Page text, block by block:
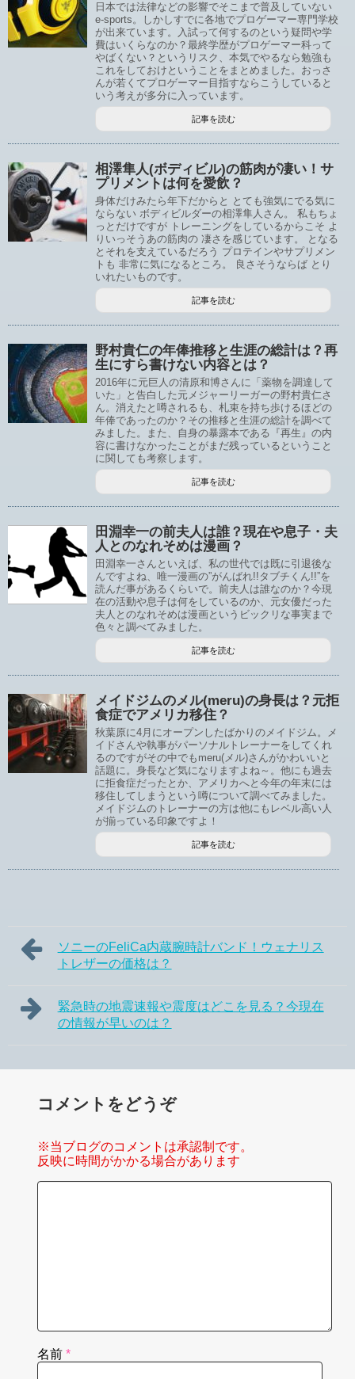
日本では法律などの影響でそこまで普及していない
e-sports。しかしすでに各地でプロゲーマー専門学校
が出来ています。入試って何するのという疑問や学
費はいくらなのか？最終学歴がプロゲーマー科って
やばくない？というリスク、本気でやるなら勉強も
これをしておけということをまとめました。おっさ
んが若くてプロゲーマー目指すならこうしていると
いう考えが多分に入っています。
記事を読む
相澤隼人(ボディビル)の筋肉が凄い！サ
プリメントは何を愛飲？
身体だけみたら年下だからと とても強気にでる気に
ならない ボディビルダーの相澤隼人さん。 私もちょ
っとだけですが トレーニングをしているからこそ よ
りいっそうあの筋肉の 凄さを感じています。 となる
とそれを支えているだろう プロテインやサプリメン
トも 非常に気になるところ。 良さそうならば とり
いれたいものです。
記事を読む
野村貴仁の年俸推移と生涯の総計は？再
生にすら書けない内容とは？
2016年に元巨人の清原和博さんに「薬物を調達して
いた」と告白した元メジャーリーガーの野村貴仁さ
ん。消えたと噂されるも、札束を持ち歩けるほどの
年俸であったのか？その推移と生涯の総計を調べて
みました。また、自身の暴露本である『再生』の内
容に書けなかったことがまだ残っているということ
に関しても考察します。
記事を読む
田淵幸一の前夫人は誰？現在や息子・夫
人とのなれそめは漫画？
田淵幸一さんといえば、私の世代では既に引退後な
んですよね、唯一漫画の”がんばれ!!タブチくん!!”を
読んだ事があるくらいで。前夫人は誰なのか？今現
在の活動や息子は何をしているのか、元女優だった
夫人とのなれそめは漫画というビックリな事実まで
色々と調べてみました。
記事を読む
メイドジムのメル(meru)の身長は？元拒
食症でアメリカ移住？
秋葉原に4月にオープンしたばかりのメイドジム。メ
イドさんや執事がパーソナルトレーナーをしてくれ
るのですがその中でもmeru(メル)さんがかわいいと
話題に。身長など気になりますよね～。他にも過去
に拒食症だったとか、アメリカへと今年の年末には
移住してしまうという噂について調べてみました。
メイドジムのトレーナーの方は他にもレベル高い人
が揃っている印象ですよ！
記事を読む
ソニーのFeliCa内蔵腕時計バンド！ウェナリス
トレザーの価格は？
緊急時の地震速報や震度はどこを見る？今現在
の情報が早いのは？
コメントをどうぞ
※当ブログのコメントは承認制です。
反映に時間がかかる場合があります
名前 *